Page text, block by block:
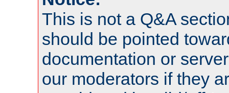
This is not a Q&A
should be pointed
documentation or
our moderators if they